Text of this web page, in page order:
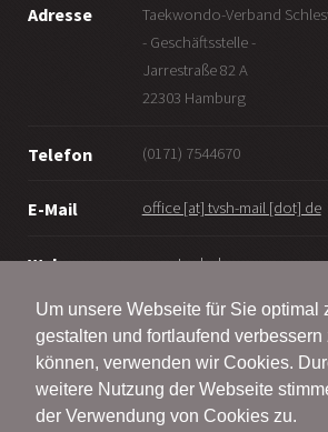
Um unsere Webseite für Sie optimal
gestalten und fortlaufend verbessern
können, verwenden wir Cookies.
weitere Nutzung der Webseite
der Verwendung von Cookies zu.
Adresse
Taekwondo-Verband
- Geschäftsstelle -
Jarrestraße 82 A
22303 Hamburg
Telefon (0171) 7544670
E-Mail office [at] tvsh-mail [dot] de
Web www.tv-sh.de
© Taekwondo-Verband Schleswig-